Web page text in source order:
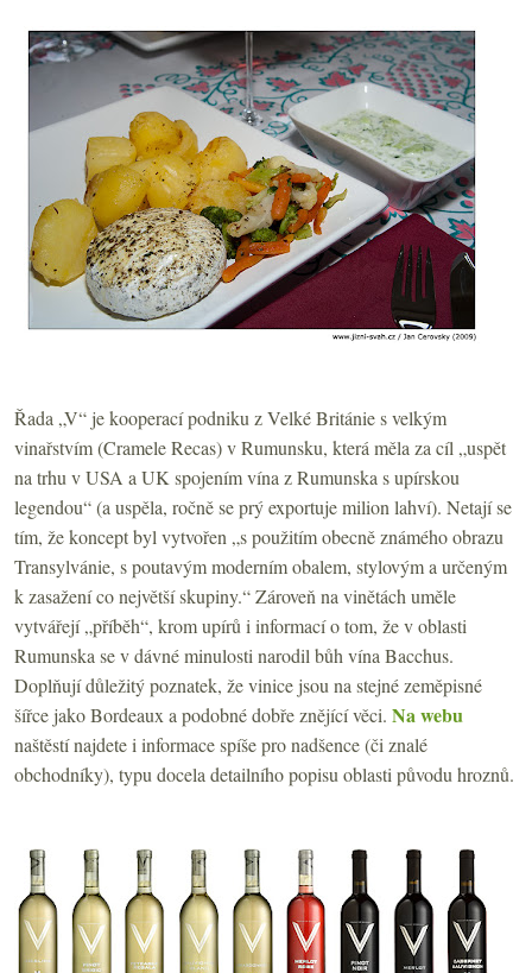
Řada „V“ je kooperací podniku z Velké Británie s velkým
vinařstvím (Cramele Recas) v Rumunsku, která měla za cíl „uspět
na trhu v USA a UK spojením vína z Rumunska s upírskou
legendou“ (a uspěla, ročně se prý exportuje milion lahví). Netají se
tím, že koncept byl vytvořen „s použitím obecně známého obrazu
Transylvánie, s poutavým moderním obalem, stylovým a určeným
k zasažení co největší skupiny.“ Zároveň na vinětách uměle
vytvářejí „příběh“, krom upírů i informací o tom, že v oblasti
Rumunska se v dávné minulosti narodil bůh vína Bacchus.
Doplňují důležitý poznatek, že vinice jsou na stejné zeměpisné
šířce jako Bordeaux a podobné dobře znějící věci. Na webu
naštěstí najdete i informace spíše pro nadšence (či znalé
obchodníky), typu docela detailního popisu oblasti původu hroznů.